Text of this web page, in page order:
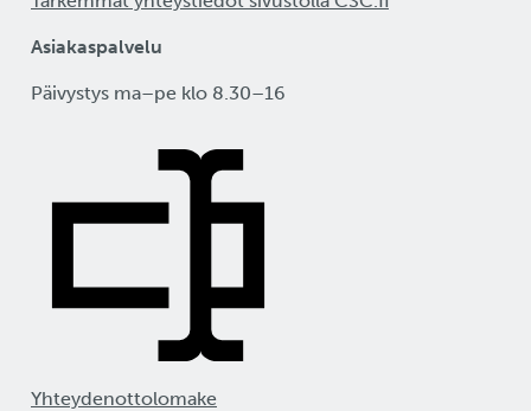
Asiakaspalvelu
Päivystys ma–pe klo 8.30–16
Yhteydenottolomake